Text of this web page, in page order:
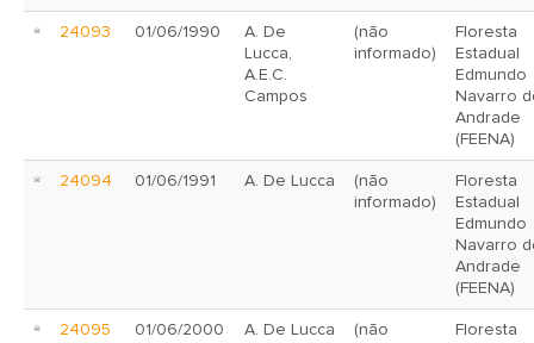
24093 01/06/1990
A. De
Lucca,
A.E.C.
Campos
(não
informado)
Floresta
Estadual
Edmundo
Navarro
Andrade
(FEENA)
24094 01/06/1991 A. De Lucca
(não
informado)
Floresta
Estadual
Edmundo
Navarro
Andrade
(FEENA)
24095 01/06/2000 A. De Lucca (não Floresta